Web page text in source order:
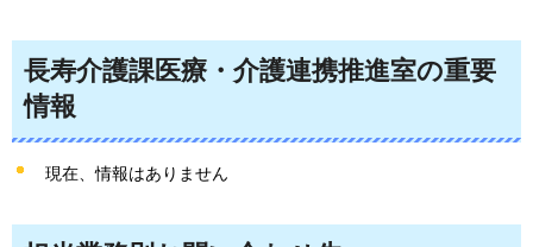
長寿介護課医療・介護連携推進室の重要
情報
現在、情報はありません